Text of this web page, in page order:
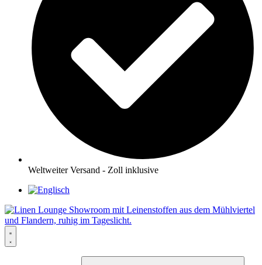
Weltweiter Versand - Zoll inklusive